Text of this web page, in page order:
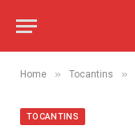
Home » Tocantins »
TOCANTINS